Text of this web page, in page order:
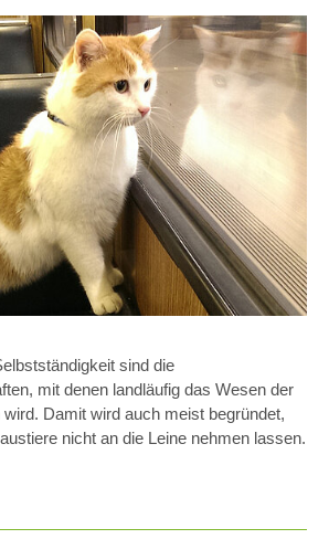
sind die
mit denen landläufig das Wesen der
Damit wird auch meist begründet,
nicht an die Leine nehmen lassen.